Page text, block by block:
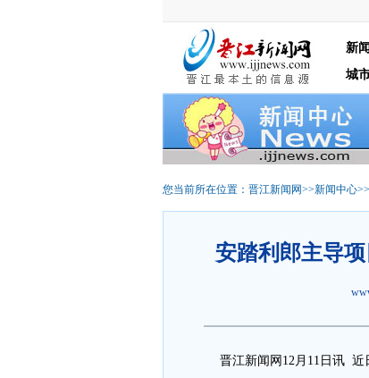
新
城
您当前所在位置： 晋江新闻网>>新闻中心>>
安踏利郎主导
晋江新闻网12月11日讯 近